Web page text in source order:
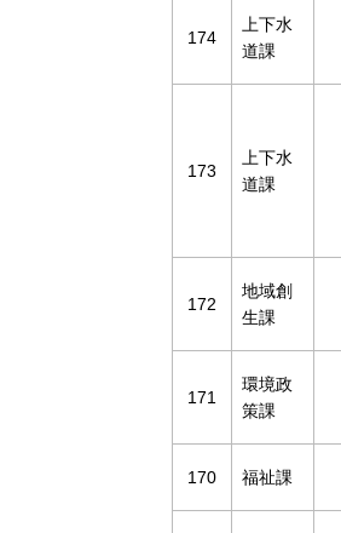
174
上下水
道課
173
上下水
道課
172
地域創
生課
171
環境政
策課
170 福祉課